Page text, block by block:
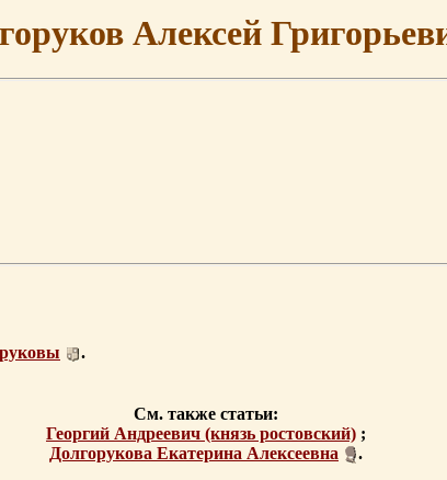
Алексей
.
См. также статьи:
Георгий Андреевич (князь ростовский) ;
Долгорукова Екатерина Алексеевна
.